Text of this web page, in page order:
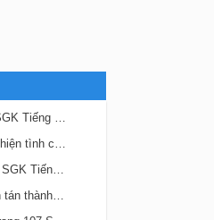
Bài 22 Đọc mở rộng trang 111 SGK Tiếng Việt 5 Kết nối tri thức tập 2
Bài 22 Luyện viết đoạn văn thể hiện tình cảm, cảm xúc về một sự việc trang 111 SGK Tiếng Việt 5 Kết nối tri thức tập 2
Bài 22 Bộ đội về làng trang 109 SGK Tiếng Việt 5 Kết nối tri thức tập 2
Bài 21 Viết đoạn văn nêu ý kiến tán thành một sự việc, hiện tượng (Bài viết số 2) trang 108 SGK Tiếng Việt 5 Kết nối tri thức tập 2